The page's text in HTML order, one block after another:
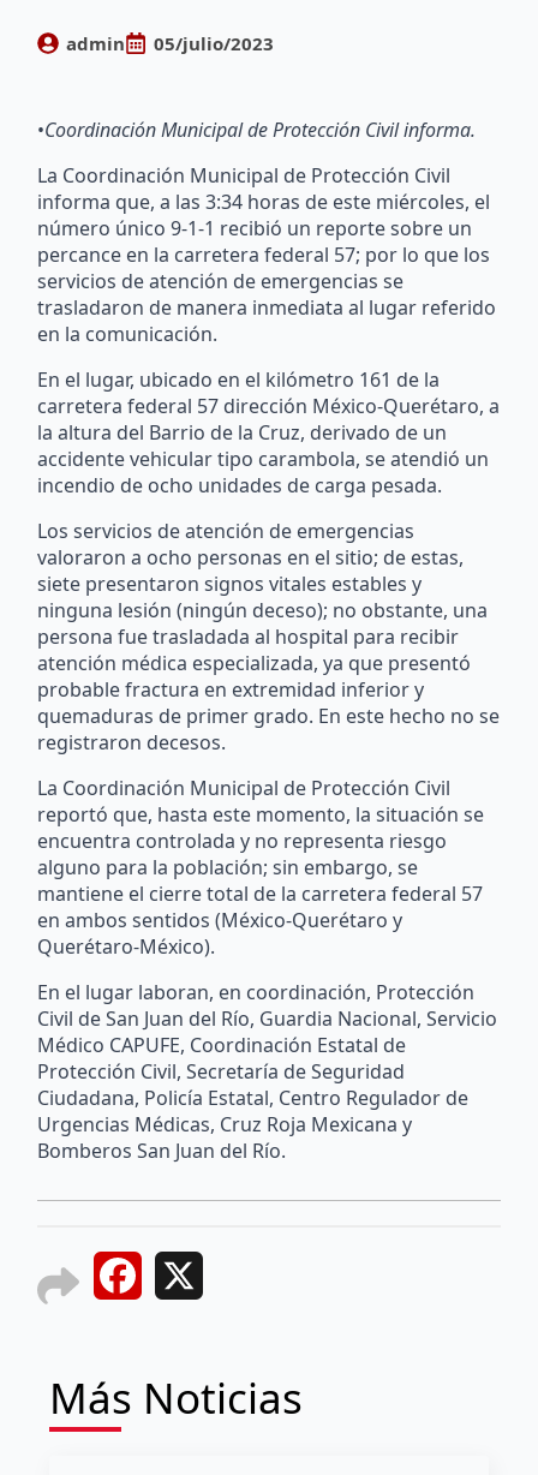
admin 05/julio/2023
•Coordinación Municipal de Protección Civil informa.
La Coordinación Municipal de Protección Civil
informa que, a las 3:34 horas de este miércoles, el
número único 9-1-1 recibió un reporte sobre un
percance en la carretera federal 57; por lo que los
servicios de atención de emergencias se
trasladaron de manera inmediata al lugar referido
en la comunicación.
En el lugar, ubicado en el kilómetro 161 de la
carretera federal 57 dirección México-Querétaro, a
la altura del Barrio de la Cruz, derivado de un
accidente vehicular tipo carambola, se atendió un
incendio de ocho unidades de carga pesada.
Los servicios de atención de emergencias
valoraron a ocho personas en el sitio; de estas,
siete presentaron signos vitales estables y
ninguna lesión (ningún deceso); no obstante, una
persona fue trasladada al hospital para recibir
atención médica especializada, ya que presentó
probable fractura en extremidad inferior y
quemaduras de primer grado. En este hecho no se
registraron decesos.
La Coordinación Municipal de Protección Civil
reportó que, hasta este momento, la situación se
encuentra controlada y no representa riesgo
alguno para la población; sin embargo, se
mantiene el cierre total de la carretera federal 57
en ambos sentidos (México-Querétaro y
Querétaro-México).
En el lugar laboran, en coordinación, Protección
Civil de San Juan del Río, Guardia Nacional, Servicio
Médico CAPUFE, Coordinación Estatal de
Protección Civil, Secretaría de Seguridad
Ciudadana, Policía Estatal, Centro Regulador de
Urgencias Médicas, Cruz Roja Mexicana y
Bomberos San Juan del Río.
Facebook
Más Noticias